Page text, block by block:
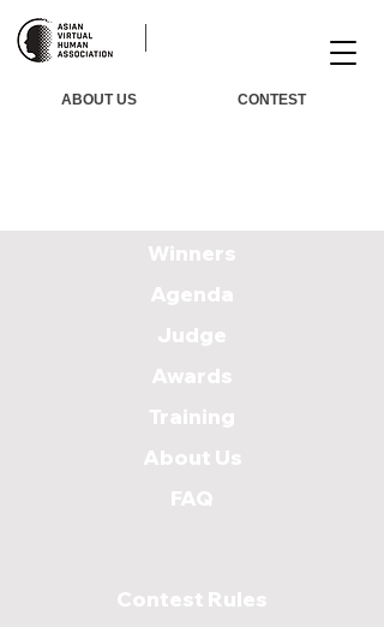
ABOUT US CONTEST
Winners
Agenda
Judge
Awards
Training
About Us
FAQ
Contest Rules